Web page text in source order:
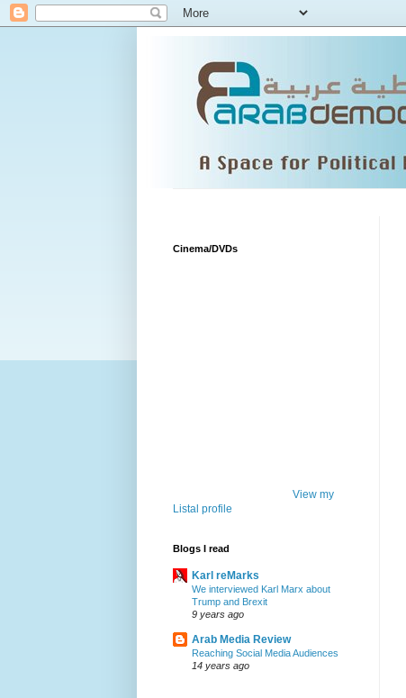
Cinema/DVDs
View my
Listal profile
Blogs I read
Karl reMarks
We interviewed Karl Marx about
Trump and Brexit
9 years ago
Arab Media Review
Reaching Social Media Audiences
14 years ago